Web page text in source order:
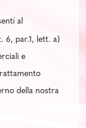
al
6, par.1, lett. a)
e
della nostra